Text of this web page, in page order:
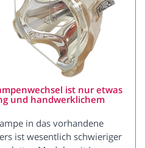
ist nur etwas
und handwerklichem
in das vorhandene
ist wesentlich schwieriger